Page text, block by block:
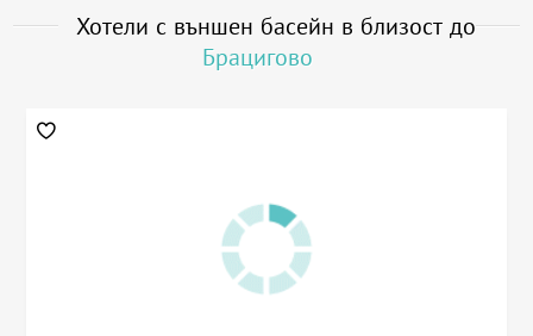
Хотели с външен басейн в близост до
Брацигово